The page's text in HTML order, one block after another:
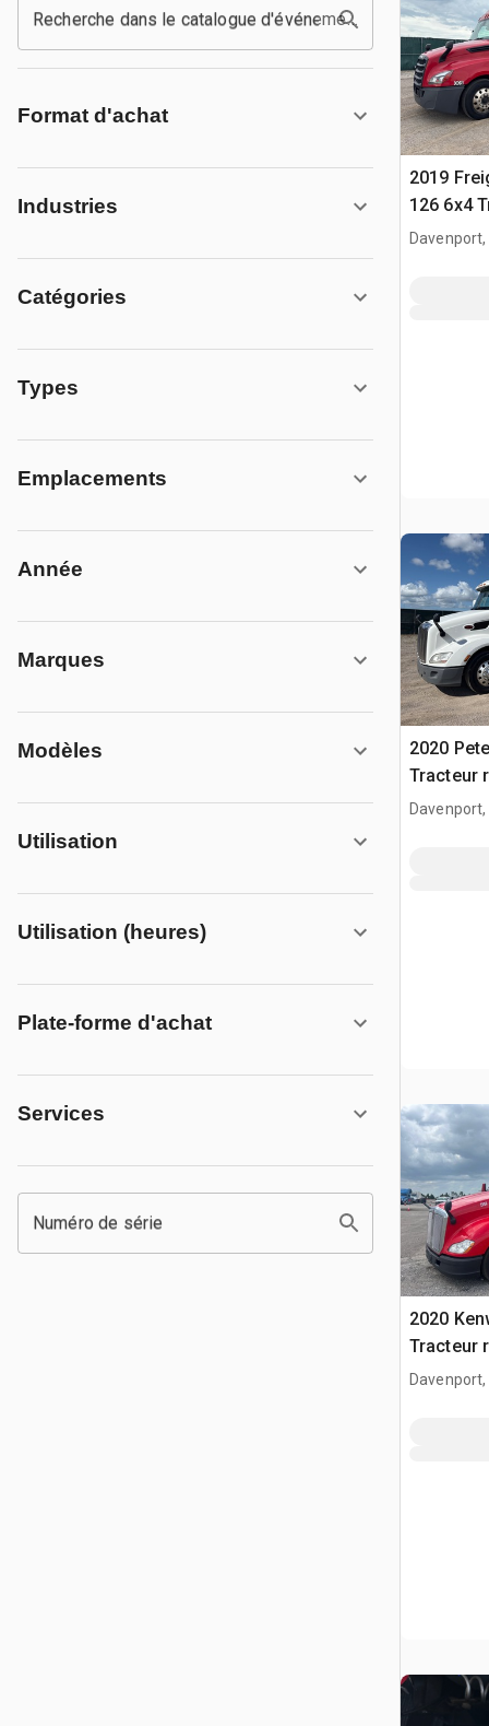
Recherche dans le catalogue d'événements
Format d'achat
Industries
Catégories
Types
Emplacements
Année
Marques
Modèles
Utilisation
Utilisation (heures)
Plate-forme d'achat
Services
Numéro de série
2019
126 6x4
Davenport,
2020
Tracteur
Davenport,
2020
Tracteur
Davenport,